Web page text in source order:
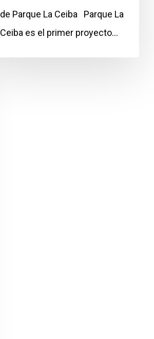
de Parque La Ceiba Parque La
Ceiba es el primer proyecto…